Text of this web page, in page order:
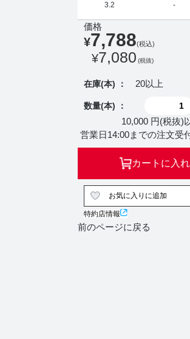
3.2 -
価格
¥7,788(税込)
¥7,080 (税抜)
在庫(本) ： 20以上
数量(本) ：
10,000 円(税抜)
営業日14:00までの注文受
カートに入
お気に入りに追加
特約店情報
前のページに戻る